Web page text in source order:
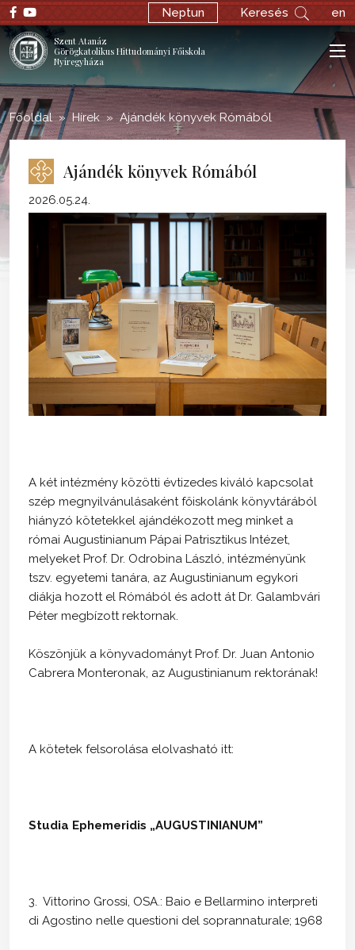
; Neptun Keresés en
Szent Atanáz
Görögkatolikus Hittudományi Főiskola
Nyíregyháza
Főoldal Hírek Ajándék könyvek Rómából
Ajándék könyvek Rómából
2026.05.24.
A két intézmény közötti évtizedes kiváló kapcsolat
szép megnyilvánulásaként főiskolánk könyvtárából
hiányzó kötetekkel ajándékozott meg minket a
római Augustinianum Pápai Patrisztikus Intézet,
melyeket Prof. Dr. Odrobina László, intézményünk
tszv. egyetemi tanára, az Augustinianum egykori
diákja hozott el Rómából és adott át Dr. Galambvári
Péter megbízott rektornak.
Köszönjük a könyvadományt Prof. Dr. Juan Antonio
Cabrera Monteronak, az Augustinianum rektorának!
A kötetek felsorolása elolvasható itt:
Studia Ephemeridis „AUGUSTINIANUM”
3. Vittorino Grossi, OSA.: Baio e Bellarmino interpreti
di Agostino nelle questioni del soprannaturale; 1968